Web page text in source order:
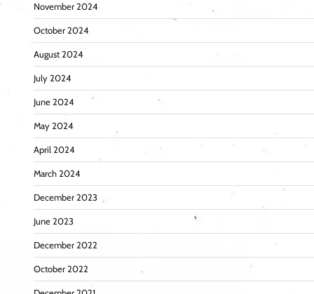
November 2024
October 2024
August 2024
July 2024
June 2024
May 2024
April 2024
March 2024
December 2023
June 2023
December 2022
October 2022